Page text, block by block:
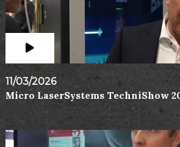
11/03/2026
Micro LaserSystems TechniShow